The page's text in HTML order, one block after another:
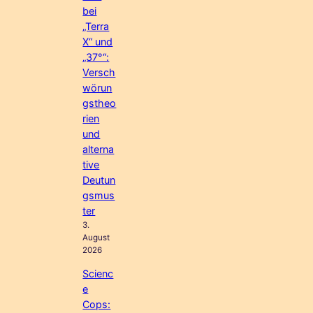
bei
„Terra
X“ und
„37°“:
Versch
wörun
gstheo
rien
und
alterna
tive
Deutun
gsmus
ter
3.
August
2026
Scienc
e
Cops: